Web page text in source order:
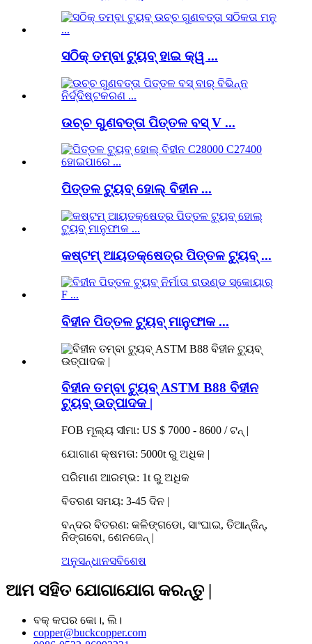
ସଠିକ୍ ତମ୍ବା ଟ୍ୟୁବ୍ ହାଇ କ୍ୱ ...
ଉଚ୍ଚ ଗୁଣବତ୍ତା ପିତ୍ତଳ ବସ୍ V ...
ପିତ୍ତଳ ଟ୍ୟୁବ୍ ହୋଲ୍ ବିହୀନ ...
କଷ୍ଟମ୍ ଆୟତକ୍ଷେତ୍ର ପିତ୍ତଳ ଟ୍ୟୁବ୍ ...
ବିହୀନ ପିତ୍ତଳ ଟ୍ୟୁବ୍ ମାନୁଫାକ ...
ବିହୀନ ତମ୍ବା ଟ୍ୟୁବ୍ ASTM B88 ବିହୀନ
ଟ୍ୟୁବ୍ ଉତ୍ପାଦକ |
FOB ମୂଲ୍ୟ ସୀମା: US $ 7000 - 8600 / ଟନ୍ |
ଯୋଗାଣ କ୍ଷମତା: 5000t ରୁ ଅଧିକ |
ପରିମାଣ ଆରମ୍ଭ: 1t ରୁ ଅଧିକ
ବିତରଣ ସମୟ: 3-45 ଦିନ |
ବନ୍ଦର ବିତରଣ: କଳିଙ୍ଗଡୋ, ସାଂଘାଇ, ତିଆନ୍ଜିନ୍,
ନିଙ୍ଗବୋ, ଶେନଜେନ୍ |
ଅନୁସନ୍ଧାନସବିଶେଷ
ଆମ ସହିତ ଯୋଗାଯୋଗ କରନ୍ତୁ |
ବକ୍ କପର କୋ।, ଲି।
copper@buckcopper.com